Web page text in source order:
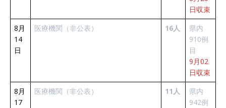
日収束
8月
14
日
医療機関（非公表） 16人
県内
910例
目
9月02
日収束
8月
17
医療機関（非公表） 11人
県内
942例